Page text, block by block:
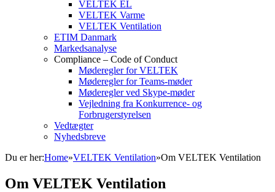
VELTEK EL
VELTEK Varme
VELTEK Ventilation
ETIM Danmark
Markedsanalyse
Compliance – Code of Conduct
Møderegler for VELTEK
Møderegler for Teams-møder
Møderegler ved Skype-møder
Vejledning fra Konkurrence- og
Forbrugerstyrelsen
Vedtægter
Nyhedsbreve
Du er her:Home»VELTEK Ventilation»Om VELTEK Ventilation
Om VELTEK Ventilation